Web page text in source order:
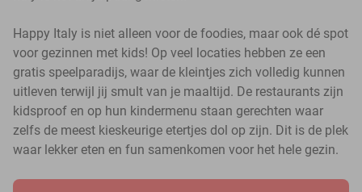
Happy Italy is niet alleen voor de foodies, maar ook dé spot
voor gezinnen met kids! Op veel locaties hebben ze een
gratis speelparadijs, waar de kleintjes zich volledig kunnen
uitleven terwijl jij smult van je maaltijd. De restaurants zijn
kidsproof en op hun kindermenu staan gerechten waar
zelfs de meest kieskeurige etertjes dol op zijn. Dit is de plek
waar lekker eten en fun samenkomen voor het hele gezin.